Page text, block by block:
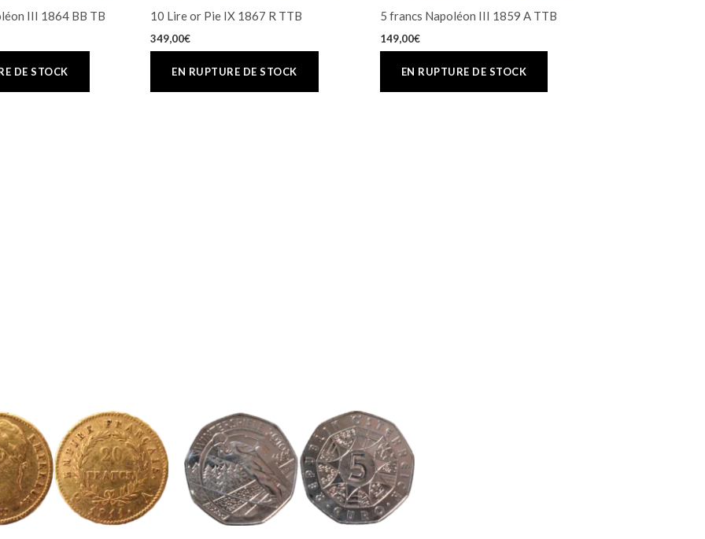
III 1864 BB TB 10 Lire or Pie IX 1867 R TTB
349,00€
5 francs Napoléon III 1859 A TTB
149,00€